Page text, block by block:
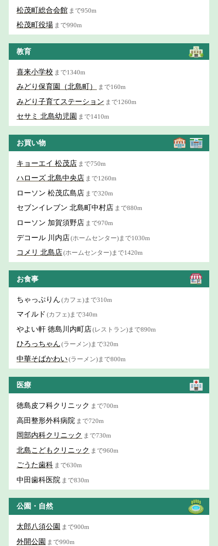
松茂町総合会館 まで950m
松茂町役場 まで990m
教育
喜来小学校 まで1340m
みどり保育園（北島町） まで160m
みどり子育てステーション まで1260m
セサミ 北島幼児園 まで1410m
お買い物
キョーエイ 松茂店 まで750m
ハローズ 北島中央店 まで1260m
ローソン 松茂広島店 まで320m
セブンイレブン 北島町中村店 まで880m
ローソン 加賀須野店 まで970m
デコール 川内店(ホームセンター)まで1030m
コメリ 北島店(ホームセンター)まで1420m
お食事
ちゃっぷりん (カフェ)まで310m
マイルド (カフェ)まで340m
やよい軒 徳島川内町店(レストラン)まで890m
ひろっちゃん (ラーメン)まで320m
中華そばかわい (ラーメン)まで800m
医療
徳島皮フ科クリニック まで700m
高田整形外科病院 まで720m
岡部内科クリニック まで730m
北島こどもクリニック まで960m
ごうた歯科 まで630m
中田歯科医院 まで830m
公園・自然
太郎八須公園 まで900m
外開公園 まで990m